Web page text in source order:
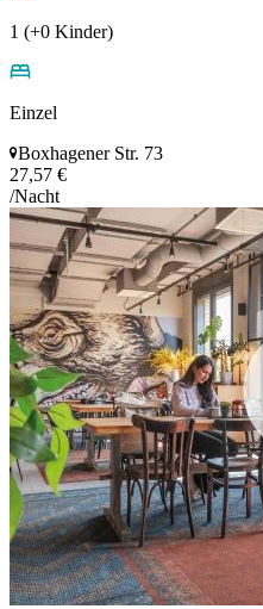
1 (+0 Kinder)
Einzel
Boxhagener Str. 73
27,57 €
/Nacht